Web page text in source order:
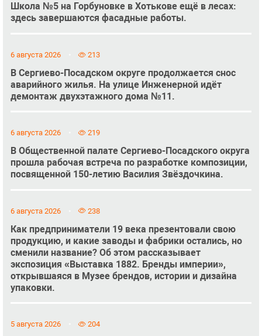
Школа №5 на Горбуновке в Хотькове ещё в лесах:
здесь завершаются фасадные работы.
6 августа 2026 213
В Сергиево-Посадском округе продолжается снос
аварийного жилья. На улице Инженерной идёт
демонтаж двухэтажного дома №11.
6 августа 2026 219
В Общественной палате Сергиево-Посадского округа
прошла рабочая встреча по разработке композиции,
посвященной 150-летию Василия Звёздочкина.
6 августа 2026 238
Как предприниматели 19 века презентовали свою
продукцию, и какие заводы и фабрики остались, но
сменили название? Об этом рассказывает
экспозиция «Выставка 1882. Бренды империи»,
открывшаяся в Музее брендов, истории и дизайна
упаковки.
5 августа 2026 204